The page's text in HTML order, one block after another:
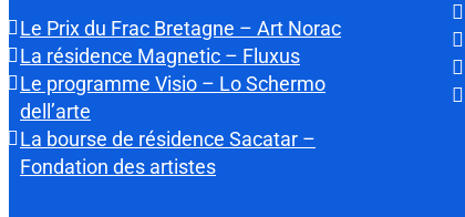
Le Prix du Frac Bretagne – Art Norac
La résidence Magnetic – Fluxus
Le programme Visio – Lo Schermo
dell’arte
La bourse de résidence Sacatar –
Fondation des artistes